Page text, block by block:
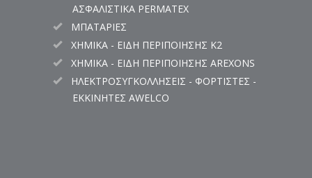
ΑΣΦΑΛΙΣΤΙΚΑ PERMATEX
ΜΠΑΤΑΡΙΕΣ
ΧΗΜΙΚΑ - ΕΙΔΗ ΠΕΡΙΠΟΙΗΣΗΣ K2
ΧΗΜΙΚΑ - ΕΙΔΗ ΠΕΡΙΠΟΙΗΣΗΣ AREXONS
ΗΛΕΚΤΡΟΣΥΓΚΟΛΛΗΣΕΙΣ - ΦΟΡΤΙΣΤΕΣ -
ΕΚΚΙΝΗΤΕΣ AWELCO